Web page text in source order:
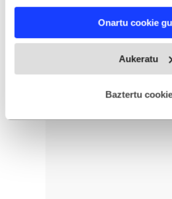
and set your preferences in the
fitxategiak erabiltzen ditu. Zure
esplizitua ematen diguzu.Gehiago
Onartu cookie
Aukeratu
Baztertu